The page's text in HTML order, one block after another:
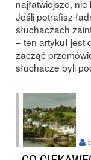
najłatwiejsze,
Jeśli potrafisz
słuchaczach
– ten artykuł jest
zacząć
słuchacze byli